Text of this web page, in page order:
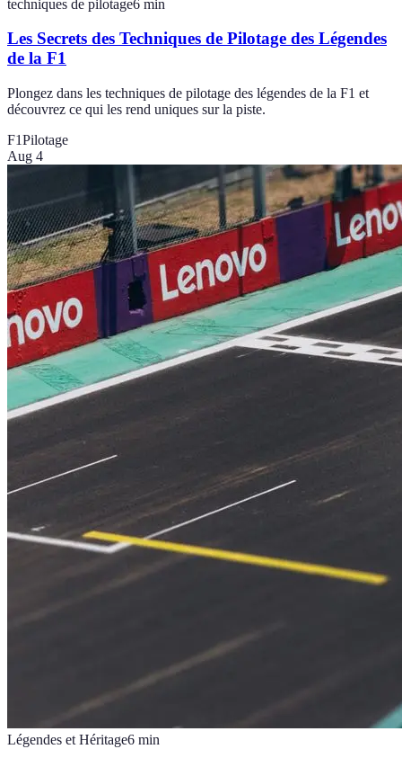
techniques de pilotage6 min
Les Secrets des Techniques de Pilotage des Légendes
de la F1
Plongez dans les techniques de pilotage des légendes de la F1 et
découvrez ce qui les rend uniques sur la piste.
F1Pilotage
Aug 4
Légendes et Héritage6 min